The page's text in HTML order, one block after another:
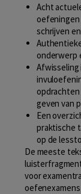
Acht
oefeningen
schrijven
onderwerp
opdrachten
geven van
Een
praktische
op de
De meeste
voor